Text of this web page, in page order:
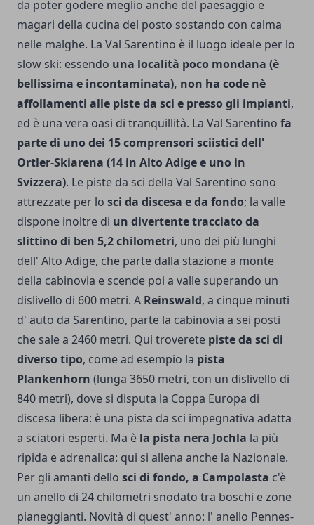
da poter godere meglio anche del paesaggio e
magari della cucina del posto sostando con calma
nelle malghe. La Val Sarentino è il luogo ideale per lo
slow ski: essendo una località poco mondana (è
bellissima e incontaminata), non ha code nè
affollamenti alle piste da sci e presso gli impianti,
ed è una vera oasi di tranquillità. La Val Sarentino fa
parte di uno dei 15 comprensori sciistici dell'
Ortler-Skiarena (14 in Alto Adige e uno in
Svizzera). Le piste da sci della Val Sarentino sono
attrezzate per lo sci da discesa e da fondo; la valle
dispone inoltre di un divertente tracciato da
slittino di ben 5,2 chilometri, uno dei più lunghi
dell' Alto Adige, che parte dalla stazione a monte
della cabinovia e scende poi a valle superando un
dislivello di 600 metri. A Reinswald, a cinque minuti
d' auto da Sarentino, parte la cabinovia a sei posti
che sale a 2460 metri. Qui troverete piste da sci di
diverso tipo, come ad esempio la pista
Plankenhorn (lunga 3650 metri, con un dislivello di
840 metri), dove si disputa la Coppa Europa di
discesa libera: è una pista da sci impegnativa adatta
a sciatori esperti. Ma è la pista nera Jochla la più
ripida e adrenalica: qui si allena anche la Nazionale.
Per gli amanti dello sci di fondo, a Campolasta c'è
un anello di 24 chilometri snodato tra boschi e zone
pianeggianti. Novità di quest' anno: l' anello Pennes-